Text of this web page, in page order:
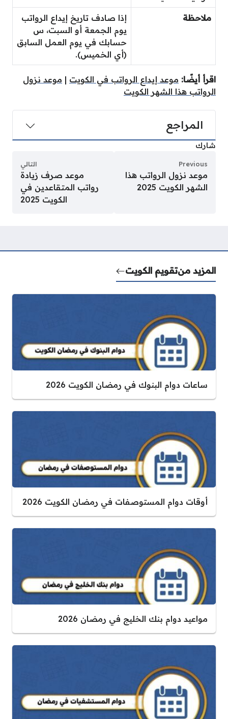
ملاحظة
إذا صادف تاريخ إيداع الرواتب
يوم الجمعة أو السبت، س
حسابك في يوم العمل السابق
(أي الخميس).
اقرأ أيضًا: موعد إيداع الرواتب في الكويت | موعد نزول
الرواتب هذا الشهر الكويت
المراجع
شارك
Previous
موعد نزول الرواتب هذا
الشهر الكويت 2025
التالي
موعد صرف زيادة
رواتب المتقاعدين في
الكويت 2025
المزيد منتقويم الكويت
ساعات دوام البنوك في رمضان الكويت 2026
أوقات دوام المستوصفات في رمضان الكويت 2026
مواعيد دوام بنك الخليج في رمضان 2026